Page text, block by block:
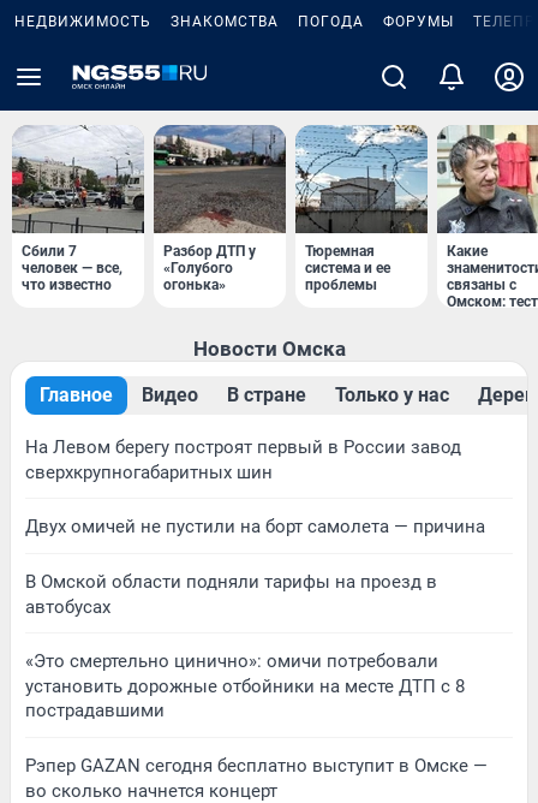
НЕДВИЖИМОСТЬ ЗНАКОМСТВА ПОГОДА ФОРУМЫ
Сбили 7
человек — все,
что известно
Разбор ДТП у
«Голубого
огонька»
Тюремная
система и ее
проблемы
Какие
связаны с
Омском: тест
Новости Омска
Главное Видео В стране Только у нас
На Левом берегу построят первый в России завод
сверхкрупногабаритных шин
Двух омичей не пустили на борт самолета — причина
В Омской области подняли тарифы на проезд в
автобусах
«Это смертельно цинично»: омичи потребовали
установить дорожные отбойники на месте ДТП с 8
пострадавшими
Рэпер GAZAN сегодня бесплатно выступит в Омске —
во сколько начнется концерт